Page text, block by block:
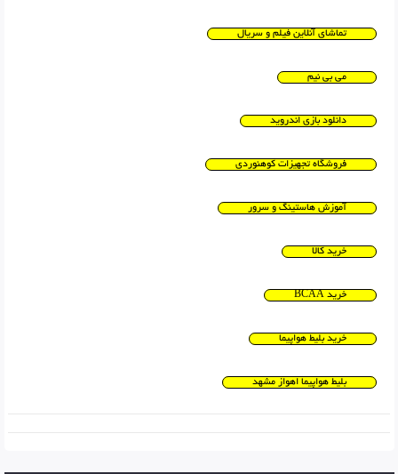
تماشای آنلاین فیلم و سریال
می بی نیم
دانلود بازی اندروید
فروشگاه تجهیزات کوهنوردی
آموزش هاستینگ و سرور
خرید کالا
خرید BCAA
خرید بلیط هواپیما
بلیط هواپیما اهواز مشهد